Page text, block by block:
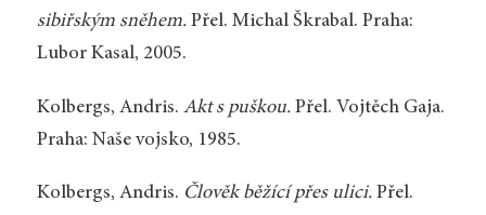
sibiřským sněhem.Přel. Michal Škrabal. Praha:
Lubor Kasal, 2005.
Kolbergs, Andris. Akt s puškou.Přel. Vojtěch Gaja.
Praha: Naše vojsko, 1985.
Kolbergs, Andris. Člověk běžící přes ulici.Přel.